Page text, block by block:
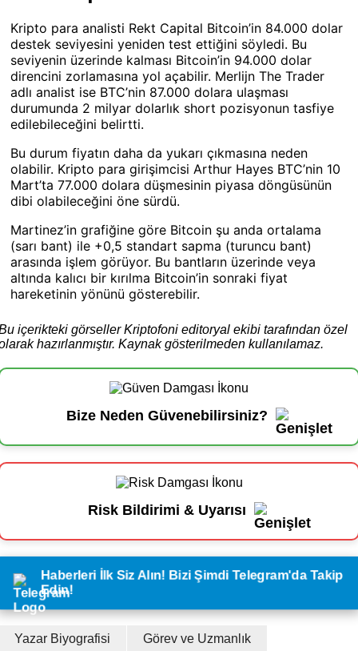
Kripto para analisti Rekt Capital Bitcoin’in 84.000 dolar
destek seviyesini yeniden test ettiğini söyledi. Bu
seviyenin üzerinde kalması Bitcoin’in 94.000 dolar
direncini zorlamasına yol açabilir. Merlijn The Trader
adlı analist ise BTC’nin 87.000 dolara ulaşması
durumunda 2 milyar dolarlık short pozisyonun tasfiye
edilebileceğini belirtti.
Bu durum fiyatın daha da yukarı çıkmasına neden
olabilir. Kripto para girişimcisi Arthur Hayes BTC’nin 10
Mart’ta 77.000 dolara düşmesinin piyasa döngüsünün
dibi olabileceğini öne sürdü.
Martinez’in grafiğine göre Bitcoin şu anda ortalama
(sarı bant) ile +0,5 standart sapma (turuncu bant)
arasında işlem görüyor. Bu bantların üzerinde veya
altında kalıcı bir kırılma Bitcoin’in sonraki fiyat
hareketinin yönünü gösterebilir.
içerikteki görseller Kriptofoni editoryal ekibi tarafından özel
hazırlanmıştır. Kaynak gösterilmeden kullanılamaz.
Bize Neden Güvenebilirsiniz?
Risk Bildirimi & Uyarısı
Haberleri İlk Siz Alın! Bizi Şimdi Telegram'da Takip
Edin!
Yazar Biyografisi Görev ve Uzmanlık